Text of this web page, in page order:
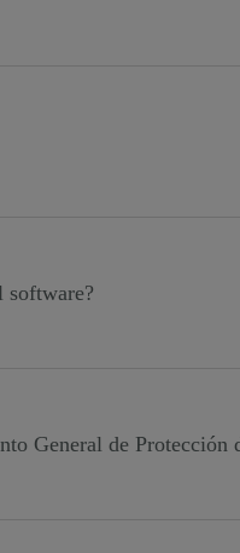
software?
General de Protección